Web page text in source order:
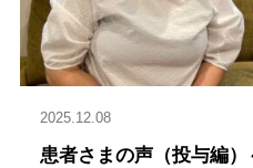
2025.12.08
患者さまの声（投与編